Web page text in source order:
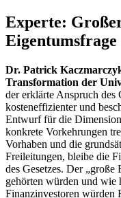
Experte:
Eigentumsfrage
Dr. Patrick
Transformation der
der erklärte Anspruch des
kosteneffizienter und
Entwurf für die
konkrete Vorkehrungen
Vorhaben und die
Freileitungen, bleibe die
des Gesetzes. Der
gehörten würden und wie
Finanzinvestoren würden